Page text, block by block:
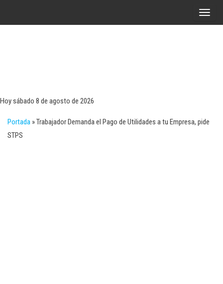
A
l
Hoy sábado 8 de agosto de 2026
Portada »Trabajador Demanda el Pago de Utilidades a tu Empresa, pide
STPS